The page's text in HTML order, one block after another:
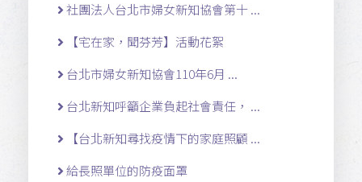
社團法人台北市婦女新知協會第十 ...
【宅在家，聞芬芳】活動花絮
台北市婦女新知協會110年6月 ...
台北新知呼籲企業負起社會責任， ...
【台北新知尋找疫情下的家庭照顧 ...
給長照單位的防疫面罩